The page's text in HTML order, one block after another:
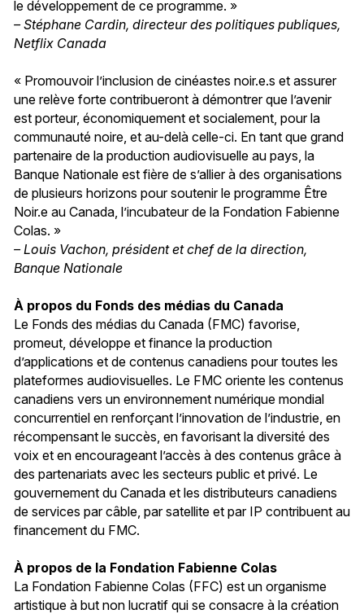
le développement de ce programme. »
– Stéphane Cardin, directeur des politiques publiques,
Netflix Canada
« Promouvoir l’inclusion de cinéastes noir.e.s et assurer
une relève forte contribueront à démontrer que l’avenir
est porteur, économiquement et socialement, pour la
communauté noire, et au-delà celle-ci. En tant que grand
partenaire de la production audiovisuelle au pays, la
Banque Nationale est fière de s’allier à des organisations
de plusieurs horizons pour soutenir le programme Être
Noir.e au Canada, l’incubateur de la Fondation Fabienne
Colas. »
– Louis Vachon, président et chef de la direction,
Banque Nationale
À propos du Fonds des médias du Canada
Le Fonds des médias du Canada (FMC) favorise,
promeut, développe et finance la production
d’applications et de contenus canadiens pour toutes les
plateformes audiovisuelles. Le FMC oriente les contenus
canadiens vers un environnement numérique mondial
concurrentiel en renforçant l’innovation de l’industrie, en
récompensant le succès, en favorisant la diversité des
voix et en encourageant l’accès à des contenus grâce à
des partenariats avec les secteurs public et privé. Le
gouvernement du Canada et les distributeurs canadiens
de services par câble, par satellite et par IP contribuent au
financement du FMC.
À propos de la Fondation Fabienne Colas
La Fondation Fabienne Colas (FFC) est un organisme
artistique à but non lucratif qui se consacre à la création